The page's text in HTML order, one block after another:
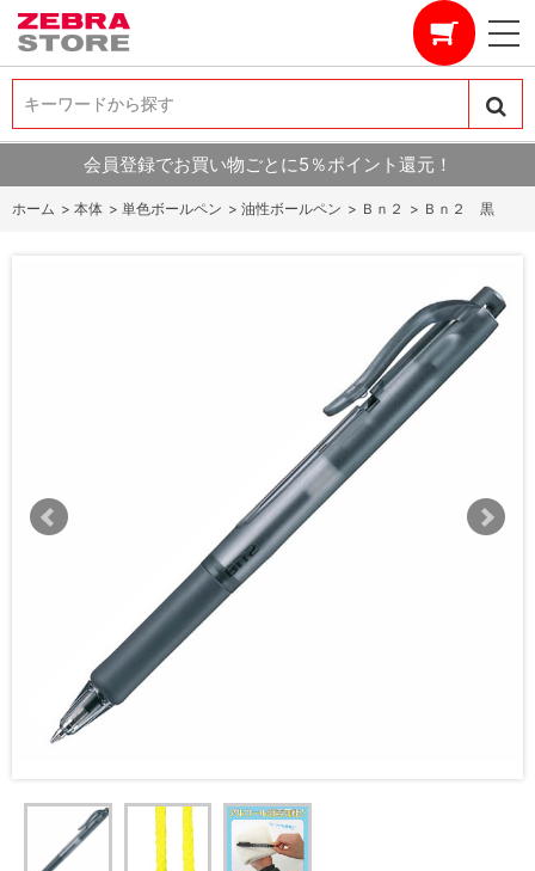
キーワードから探す
キーワードから探す
会員登録でお買い物ごとに5％ポイント還元！
ホーム > 本体 > 単色ボールペン > 油性ボールペン > Ｂｎ２ > Ｂｎ２ 黒